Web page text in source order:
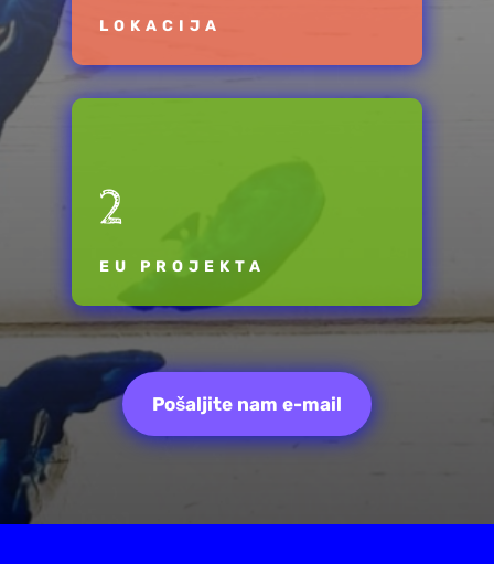
LOKACIJA
2
EU PROJEKTA
Pošaljite nam e-mail